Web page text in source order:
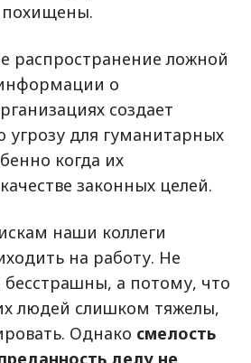
похищены.
распространение ложной
о
создает
угрозу для гуманитарных
когда их
законных целей.
наши коллеги
на работу. Не
а потому, что
людей слишком тяжелы,
Однако смелость
делу не